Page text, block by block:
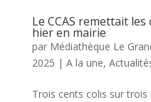
Le CCAS remettait
hier en mairie
par Médiathèque Le
2025 | A la une,
Trois cents colis sur